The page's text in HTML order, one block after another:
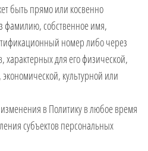
быть прямо или косвенно
фамилию, собственное имя,
номер либо через
характерных для его физической,
культурной или
в Политику в любое время
субъектов персональных